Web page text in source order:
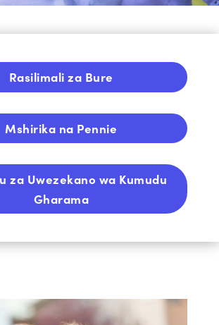
Rasilimali za Bure
Mshirika na Pennie
za Uwezekano wa Kumudu
Gharama